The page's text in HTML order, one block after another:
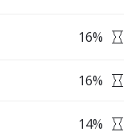
16%
16%
14%